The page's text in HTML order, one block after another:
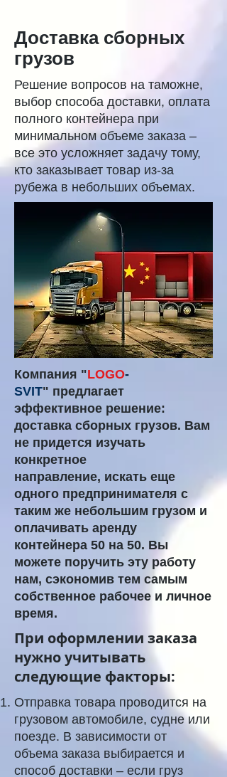
Доставка сборных
грузов
Решение вопросов на таможне,
выбор способа доставки, оплата
полного контейнера при
минимальном объеме заказа –
все это усложняет задачу тому,
кто заказывает товар из-за
рубежа в небольших объемах.
Компания "LOGO-
SVIT" предлагает
эффективное решение:
доставка сборных грузов. Вам
не придется изучать
конкретное
направление, искать еще
одного предпринимателя с
таким же небольшим грузом и
оплачивать аренду
контейнера 50 на 50. Вы
можете поручить эту работу
нам, сэкономив тем самым
собственное рабочее и личное
время.
При оформлении заказа
нужно учитывать
следующие факторы:
Отправка товара проводится на
грузовом автомобиле, судне или
поезде. В зависимости от
объема заказа выбирается и
способ доставки – если груз